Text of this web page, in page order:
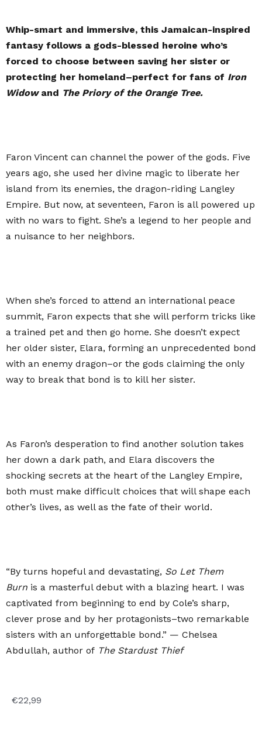
Whip-smart and immersive, this Jamaican-inspired
fantasy follows a gods-blessed heroine who’s
forced to choose between saving her sister or
protecting her homeland–perfect for fans of Iron
Widow and The Priory of the Orange Tree.
Faron Vincent can channel the power of the gods. Five
years ago, she used her divine magic to liberate her
island from its enemies, the dragon-riding Langley
Empire. But now, at seventeen, Faron is all powered up
with no wars to fight. She’s a legend to her people and
a nuisance to her neighbors.
When she’s forced to attend an international peace
summit, Faron expects that she will perform tricks like
a trained pet and then go home. She doesn’t expect
her older sister, Elara, forming an unprecedented bond
with an enemy dragon–or the gods claiming the only
way to break that bond is to kill her sister.
As Faron’s desperation to find another solution takes
her down a dark path, and Elara discovers the
shocking secrets at the heart of the Langley Empire,
both must make difficult choices that will shape each
other’s lives, as well as the fate of their world.
“By turns hopeful and devastating, So Let Them
Burn is a masterful debut with a blazing heart. I was
captivated from beginning to end by Cole’s sharp,
clever prose and by her protagonists–two remarkable
sisters with an unforgettable bond.” — Chelsea
Abdullah, author of The Stardust Thief
€22,99